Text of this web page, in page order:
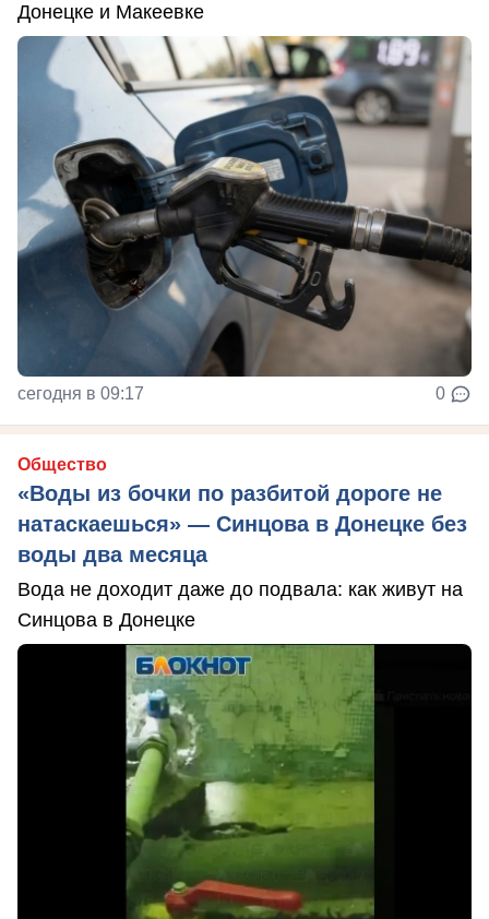
Донецке и Макеевке
сегодня в 09:17 0
Общество
«Воды из бочки по разбитой дороге не
натаскаешься» — Синцова в Донецке без
воды два месяца
Вода не доходит даже до подвала: как живут на
Синцова в Донецке